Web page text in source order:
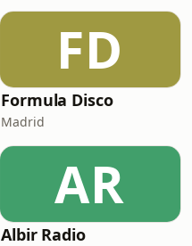
FD
Formula Disco
Madrid
AR
Albir Radio